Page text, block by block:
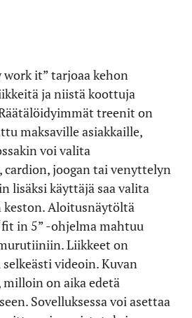
it” tarjoaa kehon
ja niistä koottuja
treenit on
maksaville asiakkaille,
voi valita
joogan tai venyttelyn
lisäksi käyttäjä saa valita
Aloitusnäytöltä
in 5” -ohjelma mahtuu
Liikkeet on
videoin. Kuvan
on aika edetä
Sovelluksessa voi asettaa